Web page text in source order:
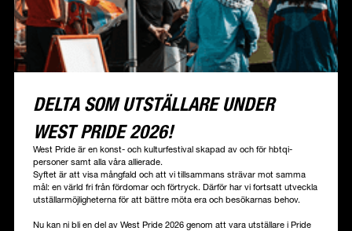
DELTA SOM UTSTÄLLARE UNDER
WEST PRIDE 2026!
West Pride är en konst- och kulturfestival skapad av och för hbtqi-
personer samt alla våra allierade.
Syftet är att visa mångfald och att vi tillsammans strävar mot samma
mål: en värld fri från fördomar och förtryck. Därför har vi fortsatt utveckla
utställarmöjligheterna för att bättre möta era och besökarnas behov.
Nu kan ni bli en del av West Pride 2026 genom att vara utställare i Pride